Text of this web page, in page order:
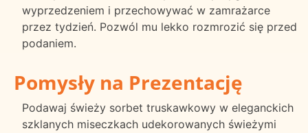
wyprzedzeniem i przechowywać w zamrażarce
przez tydzień. Pozwól mu lekko rozmrozić się przed
podaniem.
Pomysły na Prezentację
Podawaj świeży sorbet truskawkowy w eleganckich
szklanych miseczkach udekorowanych świeżymi